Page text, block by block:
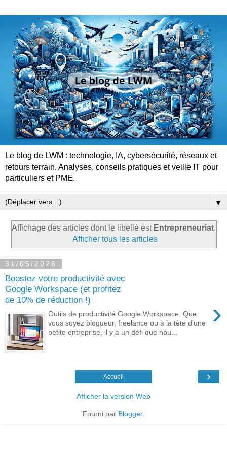
Le blog de LWM : technologie, IA, cybersécurité, réseaux et
retours terrain. Analyses, conseils pratiques et veille IT pour
particuliers et PME.
▼
Affichage des articles dont le libellé est Entrepreneuriat.
Afficher tous les articles
31/05/2026
Boostez votre productivité avec
Google Workspace (et profitez
de 10% de réduction !)
›
Outils de productivité Google Workspace. Que
vous soyez blogueur, freelance ou à la tête d'une
petite entreprise, il y a un défi que nou...
›
Accueil
Afficher la version Web
Fourni par Blogger.